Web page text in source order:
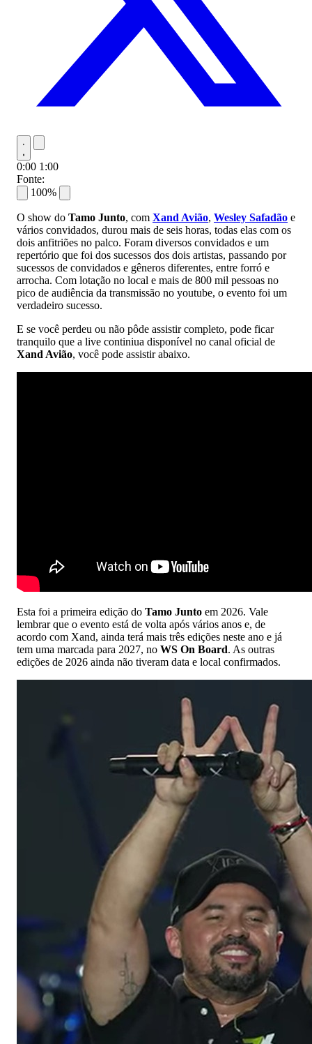
0:00 1:00
Fonte:
100%
O show do Tamo Junto, com Xand Avião, Wesley Safadão e
vários convidados, durou mais de seis horas, todas elas com os
dois anfitriões no palco. Foram diversos convidados e um
repertório que foi dos sucessos dos dois artistas, passando por
sucessos de convidados e gêneros diferentes, entre forró e
arrocha. Com lotação no local e mais de 800 mil pessoas no
pico de audiência da transmissão no youtube, o evento foi um
verdadeiro sucesso.
E se você perdeu ou não pôde assistir completo, pode ficar
tranquilo que a live continiua disponível no canal oficial de
Xand Avião, você pode assistir abaixo.
Esta foi a primeira edição do Tamo Junto em 2026. Vale
lembrar que o evento está de volta após vários anos e, de
acordo com Xand, ainda terá mais três edições neste ano e já
tem uma marcada para 2027, no WS On Board. As outras
edições de 2026 ainda não tiveram data e local confirmados.